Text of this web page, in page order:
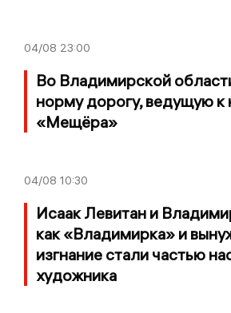
04/08 23:00
Во Владимирской
норму дорогу, ведущую к
«Мещёра»
04/08 10:30
Исаак Левитан и
как «Владимирка» и
изгнание стали частью
художника